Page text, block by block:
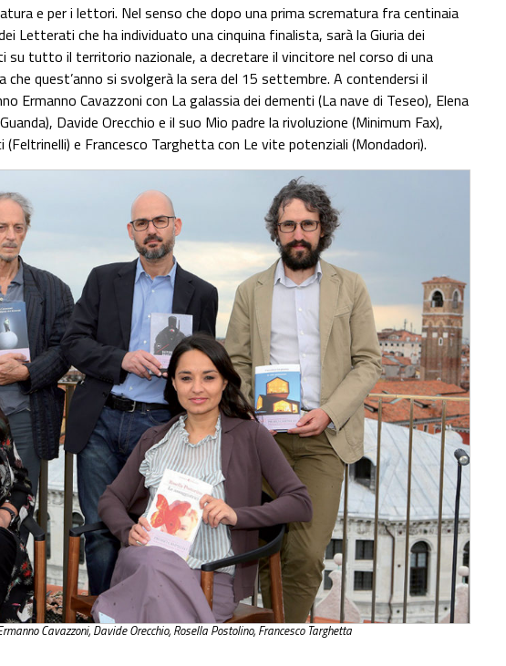
e per i lettori. Nel senso che dopo una prima scrematura fra centinaia
Letterati che ha individuato una cinquina finalista, sarà la Giuria dei
su tutto il territorio nazionale, a decretare il vincitore nel corso di una
che quest’anno si svolgerà la sera del 15 settembre. A contendersi il
Ermanno Cavazzoni con La galassia dei dementi (La nave di Teseo), Elena
Davide Orecchio e il suo Mio padre la rivoluzione (Minimum Fax),
e Francesco Targhetta con Le vite potenziali (Mondadori).
Cavazzoni, Davide Orecchio, Rosella Postolino, Francesco Targhetta